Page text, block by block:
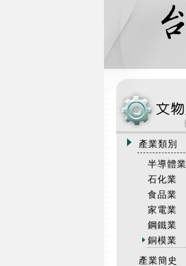
:::
產業類別
半導體業
石化業
食品業
家電業
鋼鐵業
銅模業
產業簡史